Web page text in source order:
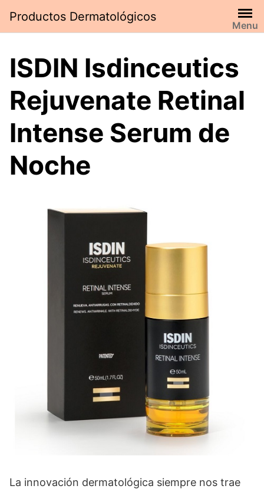
contenido
Productos Dermatológicos
Menu
ISDIN Isdinceutics
Rejuvenate Retinal
Intense Serum de
Noche
La innovación dermatológica siempre nos trae